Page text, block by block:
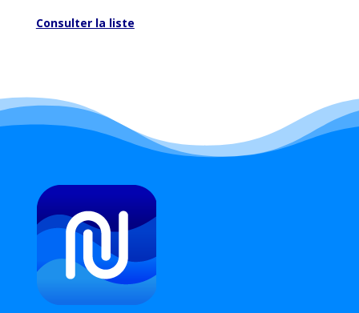
Consulter la liste